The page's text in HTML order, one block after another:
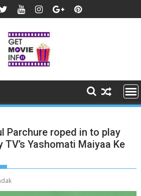
Parchure roped in to play
TV’s Yashomati Maiyaa Ke